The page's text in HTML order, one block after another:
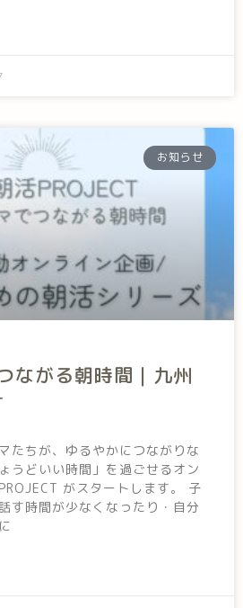
お知らせ
ながる朝時間｜九州
たちが、ゆるやかにつながりな
うどいい時間」を過ごせるオン
がスタートします。 子
す時間が少なくなったり・自分